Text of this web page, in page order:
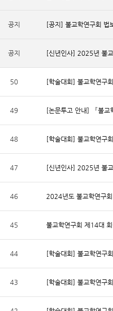
공지 [공지] 불교학연구회 법
공지 [신년인사] 2025년 불
50 [학술대회] 불교학연구
49 [논문투고 안내] 『
48 [학술대회] 불교학연구
47 [신년인사] 2025년 불
46 2024년도 불교학연구
45 불교학연구회 제14대
44 [학술대회] 불교학연구
43 [학술대회] 불교학연구